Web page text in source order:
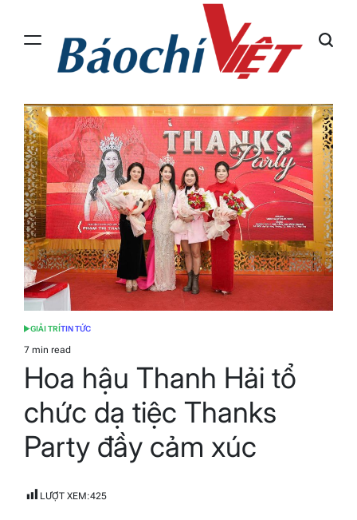
content
Chí
Việt
POSTED
IN
GIẢI TRÍTIN TỨC
Estimated
read
7 min read
Hoa hậu Thanh Hải tổ
chức dạ tiệc Thanks
Party đầy cảm xúc
LƯỢT XEM:425